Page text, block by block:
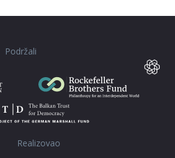
Podržali
Realizovao